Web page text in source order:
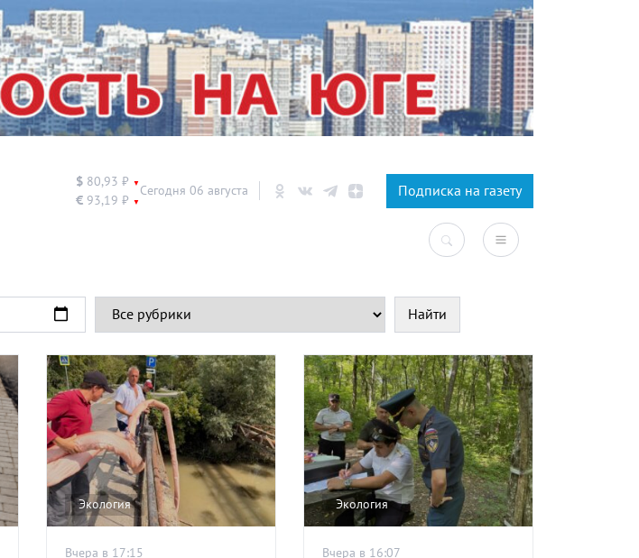
$ 80,93 ₽ ▼
€ 93,19 ₽ ▼
Сегодня 06 августа Подписка на газету
Экология
Вчера в 17:15
Экология
Вчера в 16:07